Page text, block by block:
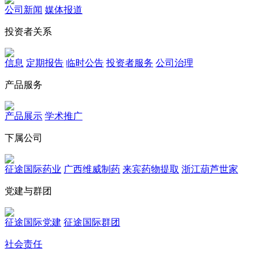
公司新闻 媒体报道
投资者关系
信息 定期报告 临时公告 投资者服务 公司治理
产品服务
产品展示 学术推广
下属公司
征途国际药业 广西维威制药 来宾药物提取 浙江葫芦世家
党建与群团
征途国际党建 征途国际群团
社会责任